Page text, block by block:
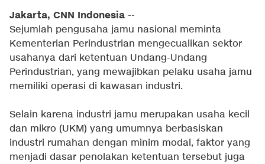
Jakarta, CNN Indonesia --
Sejumlah pengusaha jamu nasional meminta
Kementerian Perindustrian mengecualikan sektor
usahanya dari ketentuan Undang-Undang
Perindustrian, yang mewajibkan pelaku usaha jamu
memiliki operasi di kawasan industri.
Selain karena industri jamu merupakan usaha kecil
dan mikro (UKM) yang umumnya berbasiskan
industri rumahan dengan minim modal, faktor yang
menjadi dasar penolakan ketentuan tersebut juga